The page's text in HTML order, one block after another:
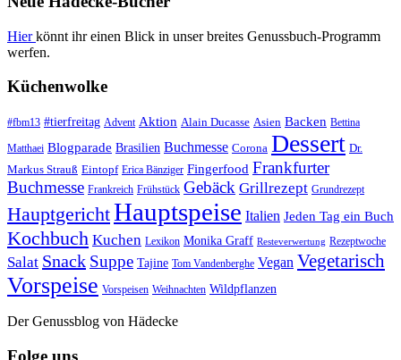
Hierkönnt ihr einen Blick in unser breites Genussbuch-Programm
werfen.
Küchenwolke
#fbm13 #tierfreitag Advent Aktion Alain Ducasse Asien Backen Bettina
Matthaei Blogparade Brasilien Buchmesse Corona Dessert Dr.
Markus Strauß Eintopf Erica Bänziger Fingerfood Frankfurter
Buchmesse Frankreich Frühstück Gebäck Grillrezept Grundrezept
HauptgerichtHauptspeise Italien Jeden Tag ein Buch
Kochbuch Kuchen Lexikon Monika Graff Resteverwertung Rezeptwoche
Salat Snack Suppe Tajine Tom Vandenberghe Vegan Vegetarisch
Vorspeise Vorspeisen Weihnachten Wildpflanzen
Der Genussblog von Hädecke
Folge uns